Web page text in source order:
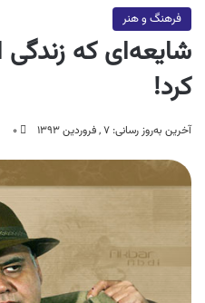
فرهنگ و هنر
شایعه‌ای که
کرد!
آخرین به‌روز رسانی: ۷ , فروردین ۱۳۹۳ ۰